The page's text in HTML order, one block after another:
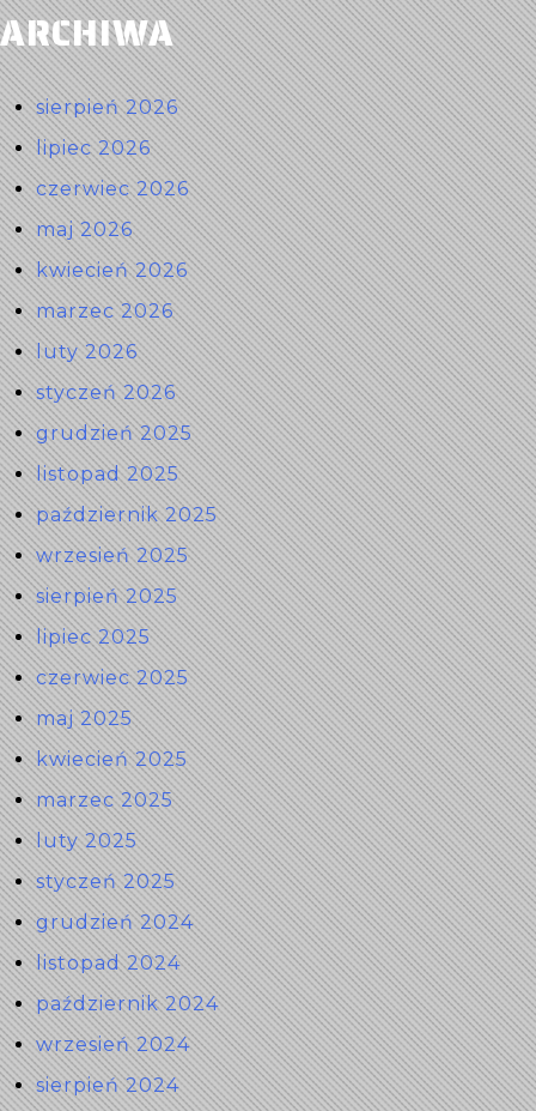
ARCHIWA
sierpień 2026
lipiec 2026
czerwiec 2026
maj 2026
kwiecień 2026
marzec 2026
luty 2026
styczeń 2026
grudzień 2025
listopad 2025
październik 2025
wrzesień 2025
sierpień 2025
lipiec 2025
czerwiec 2025
maj 2025
kwiecień 2025
marzec 2025
luty 2025
styczeń 2025
grudzień 2024
listopad 2024
październik 2024
wrzesień 2024
sierpień 2024